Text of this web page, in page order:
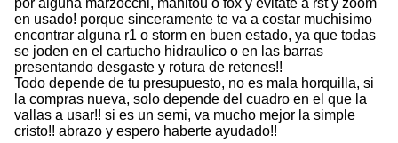
por alguna marzocchi, manitou o fox y evitate a rst y zoom
en usado! porque sinceramente te va a costar muchisimo
encontrar alguna r1 o storm en buen estado, ya que todas
se joden en el cartucho hidraulico o en las barras
presentando desgaste y rotura de retenes!!
Todo depende de tu presupuesto, no es mala horquilla, si
la compras nueva, solo depende del cuadro en el que la
vallas a usar!! si es un semi, va mucho mejor la simple
cristo!! abrazo y espero haberte ayudado!!